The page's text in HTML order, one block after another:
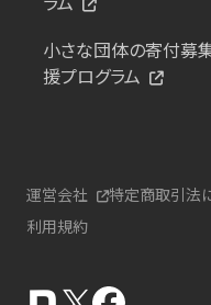
小さな団体の寄付募
援プログラム
運営会社 特定商取引法
利用規約